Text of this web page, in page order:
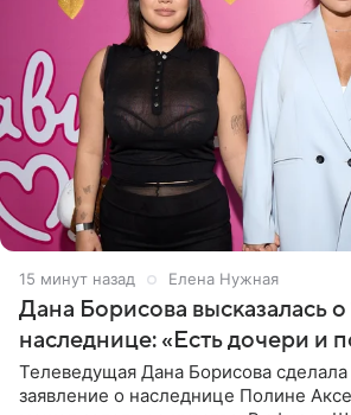
15 минут назад Елена Нужная
Дана Борисова высказалась
наследнице: «Есть дочери и
Телеведущая Дана Борисова
заявление о наследнице Полине